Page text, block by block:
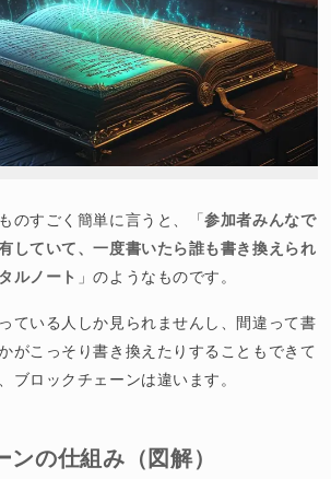
のすごく簡単に言うと、「参加者みんなで
していて、一度書いたら誰も書き換えられ
ルノート 」のようなものです。
ている人しか見られませんし、間違って書
がこっそり書き換えたりすることもできて
ブロックチェーンは違います。
の仕組み（図解）